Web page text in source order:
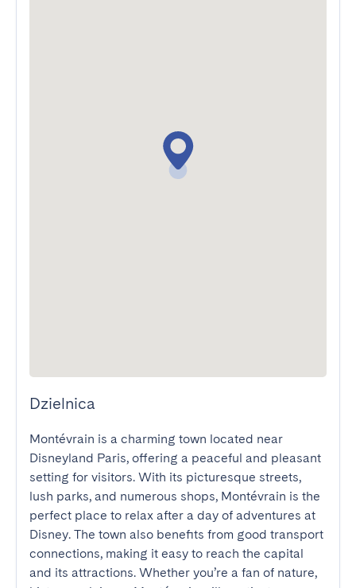
Dzielnica
Montévrain is a charming town located near
Disneyland Paris, offering a peaceful and pleasant
setting for visitors. With its picturesque streets,
lush parks, and numerous shops, Montévrain is the
perfect place to relax after a day of adventures at
Disney. The town also benefits from good transport
connections, making it easy to reach the capital
and its attractions. Whether you’re a fan of nature,